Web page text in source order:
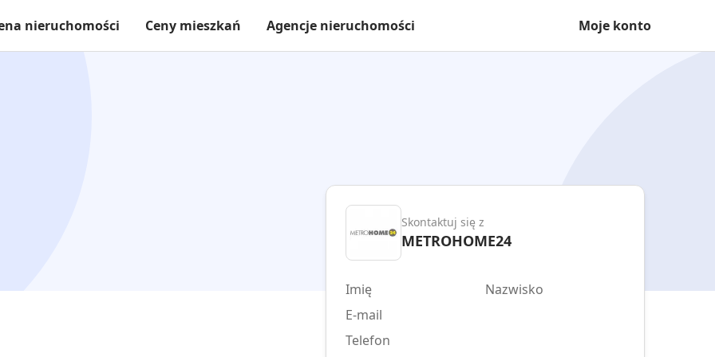
nieruchomości Ceny mieszkań Agencje nieruchomości Moje konto
Skontaktuj się z
METROHOME24